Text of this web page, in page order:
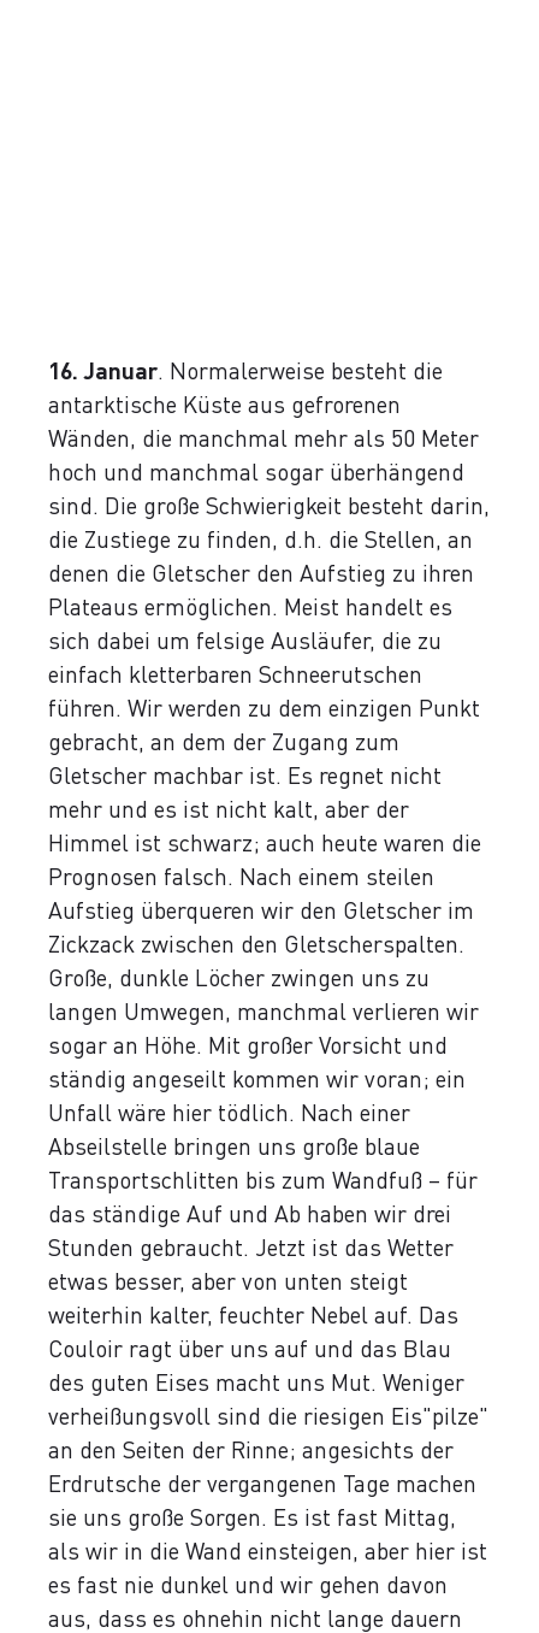
16. Januar. Normalerweise besteht die
antarktische Küste aus gefrorenen
Wänden, die manchmal mehr als 50 Meter
hoch und manchmal sogar überhängend
sind. Die große Schwierigkeit besteht darin,
die Zustiege zu finden, d.h. die Stellen, an
denen die Gletscher den Aufstieg zu ihren
Plateaus ermöglichen. Meist handelt es
sich dabei um felsige Ausläufer, die zu
einfach kletterbaren Schneerutschen
führen. Wir werden zu dem einzigen Punkt
gebracht, an dem der Zugang zum
Gletscher machbar ist. Es regnet nicht
mehr und es ist nicht kalt, aber der
Himmel ist schwarz; auch heute waren die
Prognosen falsch. Nach einem steilen
Aufstieg überqueren wir den Gletscher im
Zickzack zwischen den Gletscherspalten.
Große, dunkle Löcher zwingen uns zu
langen Umwegen, manchmal verlieren wir
sogar an Höhe. Mit großer Vorsicht und
ständig angeseilt kommen wir voran; ein
Unfall wäre hier tödlich. Nach einer
Abseilstelle bringen uns große blaue
Transportschlitten bis zum Wandfuß – für
das ständige Auf und Ab haben wir drei
Stunden gebraucht. Jetzt ist das Wetter
etwas besser, aber von unten steigt
weiterhin kalter, feuchter Nebel auf. Das
Couloir ragt über uns auf und das Blau
des guten Eises macht uns Mut. Weniger
verheißungsvoll sind die riesigen Eis"pilze"
an den Seiten der Rinne; angesichts der
Erdrutsche der vergangenen Tage machen
sie uns große Sorgen. Es ist fast Mittag,
als wir in die Wand einsteigen, aber hier ist
es fast nie dunkel und wir gehen davon
aus, dass es ohnehin nicht lange dauern